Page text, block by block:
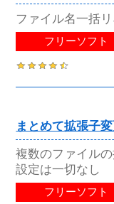
ファイル名一括
フリーソフト
まとめて拡張子
複数のファイル
設定は一切なし
フリーソフト